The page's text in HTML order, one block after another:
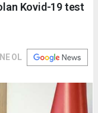
Kovid-19 test
OL